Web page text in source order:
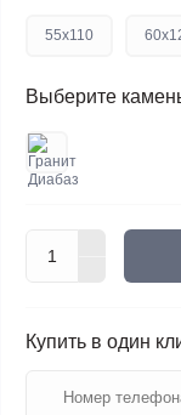
55x110
Выберите
Купить в один